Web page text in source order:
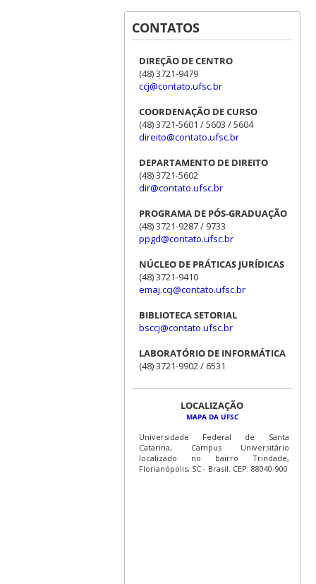
CONTATOS
DIREÇÃO DE CENTRO
(48) 3721-9479
ccj@contato.ufsc.br
COORDENAÇÃO DE CURSO
(48) 3721-5601 / 5603 / 5604
direito@contato.ufsc.br
DEPARTAMENTO DE DIREITO
(48) 3721-5602
dir@contato.ufsc.br
PROGRAMA DE PÓS-GRADUAÇÃO
(48) 3721-9287 / 9733
ppgd@contato.ufsc.br
NÚCLEO DE PRÁTICAS JURÍDICAS
(48) 3721-9410
emaj.ccj@contato.ufsc.br
BIBLIOTECA SETORIAL
bsccj@contato.ufsc.br
LABORATÓRIO DE INFORMÁTICA
(48) 3721-9902 / 6531
LOCALIZAÇÃO
MAPA DA UFSC
Universidade Federal de Santa
Catarina, Campus Universitário
localizado no bairro Trindade,
Florianópolis, SC - Brasil. CEP: 88040-900